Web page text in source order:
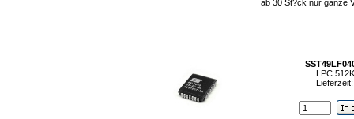
ab 30 St?ck nur ganze
LPC